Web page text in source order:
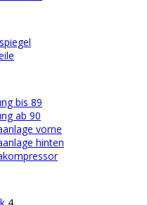
bis 89
ab 90
vorne
hinten